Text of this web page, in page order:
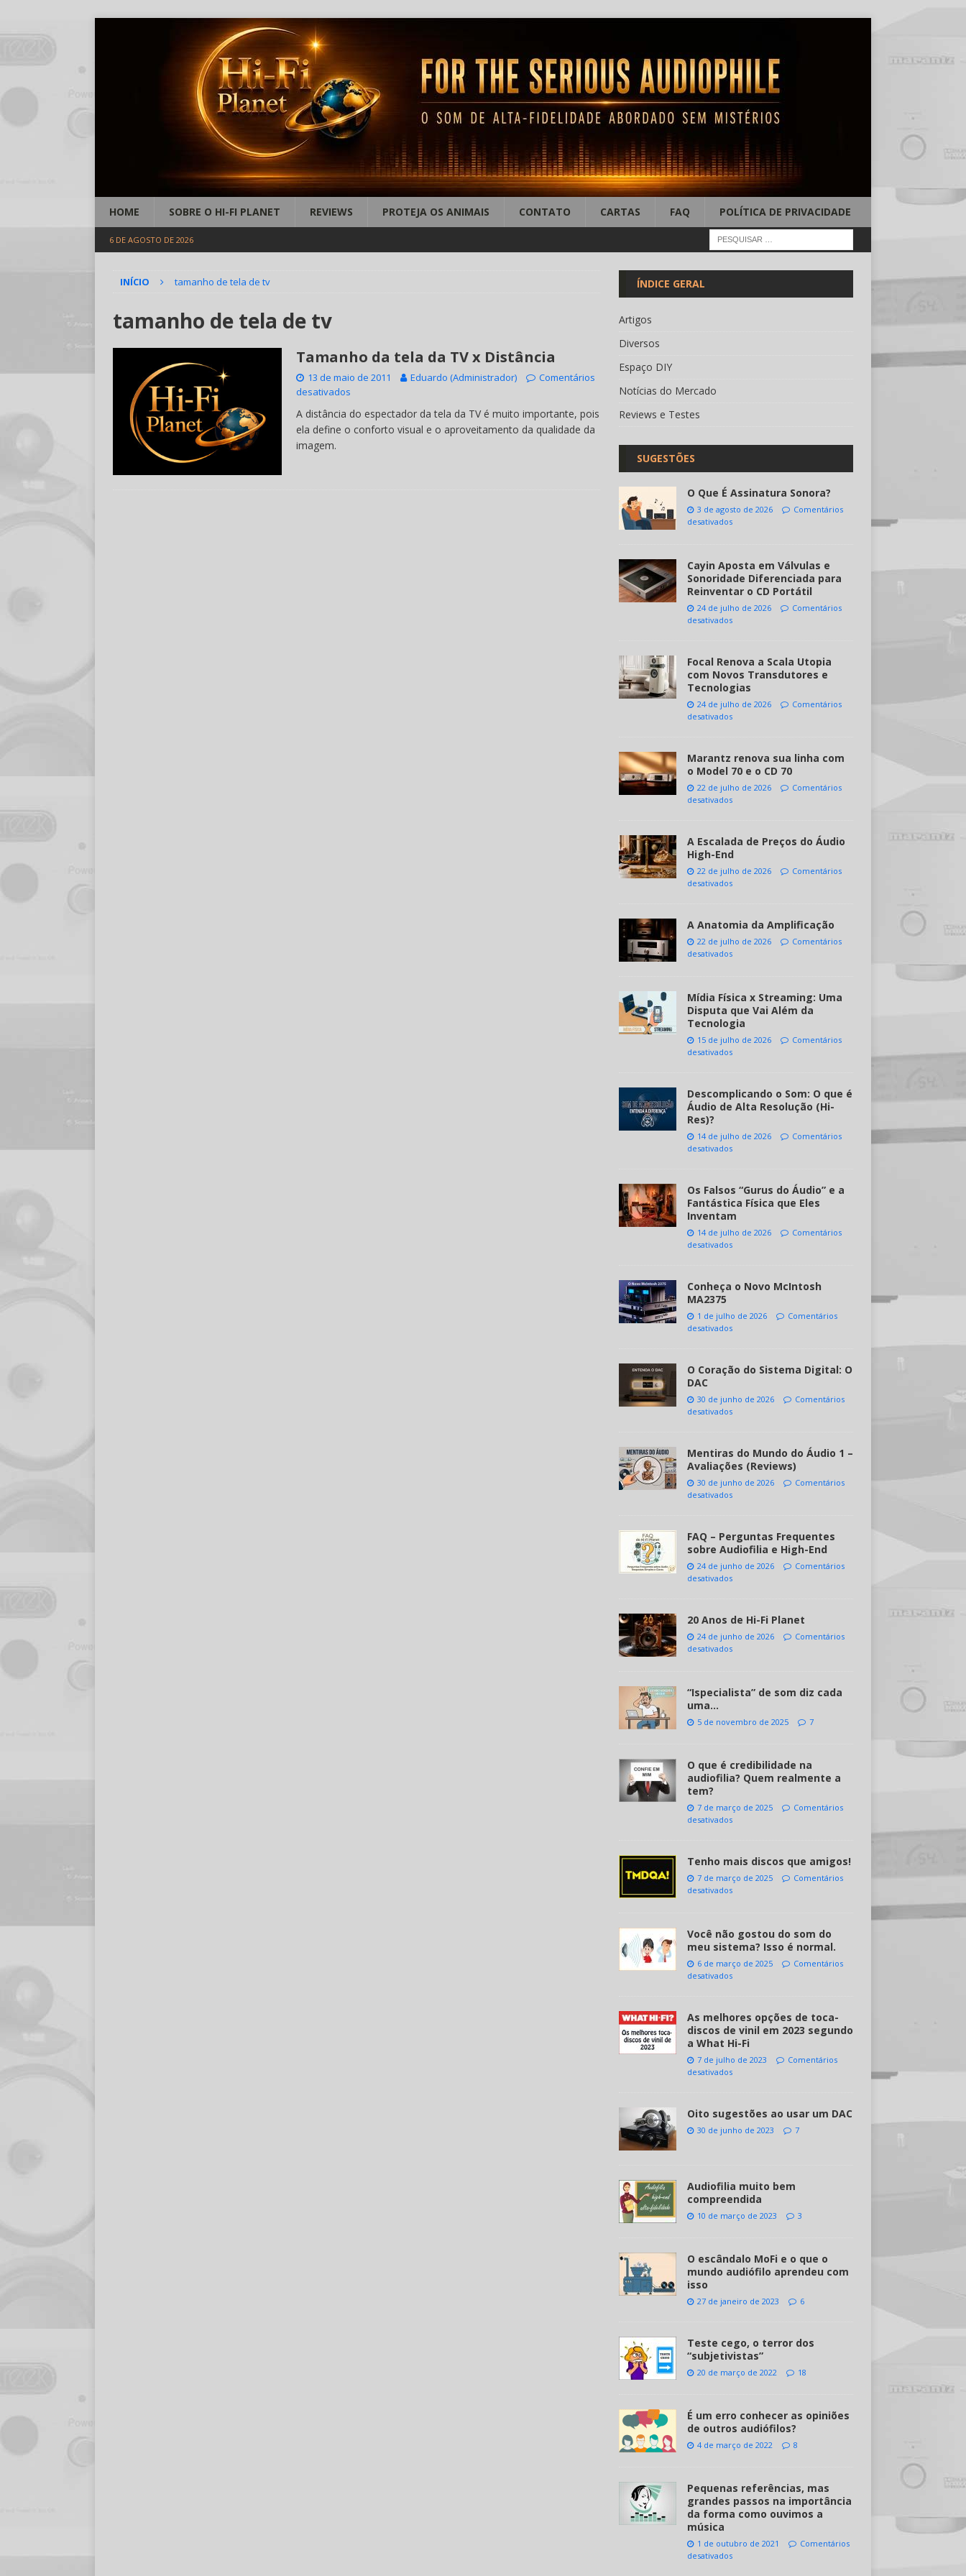
HOME SOBRE O HI-FI PLANET REVIEWS PROTEJA OS ANIMAIS CONTATO CARTAS FAQ POLÍTICA DE PRIVACIDADE
6 DE AGOSTO DE 2026
INÍCIO tamanho de tela de tv
tamanho de tela de tv
Tamanho da tela da TV x Distância
13 de maio de 2011 Eduardo (Administrador)
Comentários
desativados
A distância do espectador da tela da TV é muito importante, pois
ela define o conforto visual e o aproveitamento da qualidade da
imagem.
ÍNDICE GERAL
Artigos
Diversos
Espaço DIY
Notícias do Mercado
Reviews e Testes
SUGESTÕES
O Que É Assinatura Sonora?
3 de agosto de 2026
Comentários
desativados
Cayin Aposta em Válvulas e
Sonoridade Diferenciada para
Reinventar o CD Portátil
24 de julho de 2026
Comentários
desativados
Focal Renova a Scala Utopia
com Novos Transdutores e
Tecnologias
24 de julho de 2026
Comentários
desativados
Marantz renova sua linha com
o Model 70 e o CD 70
22 de julho de 2026
Comentários
desativados
A Escalada de Preços do Áudio
High-End
22 de julho de 2026
Comentários
desativados
A Anatomia da Amplificação
22 de julho de 2026
Comentários
desativados
Mídia Física x Streaming: Uma
Disputa que Vai Além da
Tecnologia
15 de julho de 2026
Comentários
desativados
Descomplicando o Som: O que é
Áudio de Alta Resolução (Hi-
Res)?
14 de julho de 2026
Comentários
desativados
Os Falsos “Gurus do Áudio” e a
Fantástica Física que Eles
Inventam
14 de julho de 2026
Comentários
desativados
Conheça o Novo McIntosh
MA2375
1 de julho de 2026
Comentários
desativados
O Coração do Sistema Digital: O
DAC
30 de junho de 2026
Comentários
desativados
Mentiras do Mundo do Áudio 1 –
Avaliações (Reviews)
30 de junho de 2026
Comentários
desativados
FAQ – Perguntas Frequentes
sobre Audiofilia e High-End
24 de junho de 2026
Comentários
desativados
20 Anos de Hi-Fi Planet
24 de junho de 2026
Comentários
desativados
“Ispecialista” de som diz cada
uma…
5 de novembro de 2025 7
O que é credibilidade na
audiofilia? Quem realmente a
tem?
7 de março de 2025
Comentários
desativados
Tenho mais discos que amigos!
7 de março de 2025
Comentários
desativados
Você não gostou do som do
meu sistema? Isso é normal.
6 de março de 2025
Comentários
desativados
As melhores opções de toca-
discos de vinil em 2023 segundo
a What Hi-Fi
7 de julho de 2023
Comentários
desativados
Oito sugestões ao usar um DAC
30 de junho de 2023 7
Audiofilia muito bem
compreendida
10 de março de 2023 3
O escândalo MoFi e o que o
mundo audiófilo aprendeu com
isso
27 de janeiro de 2023 6
Teste cego, o terror dos
“subjetivistas”
20 de março de 2022 18
É um erro conhecer as opiniões
de outros audiófilos?
4 de março de 2022 8
Pequenas referências, mas
grandes passos na importância
da forma como ouvimos a
música
1 de outubro de 2021
Comentários
desativados